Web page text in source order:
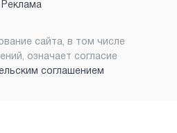
Реклама
сайта, в том числе
означает согласие
соглашением